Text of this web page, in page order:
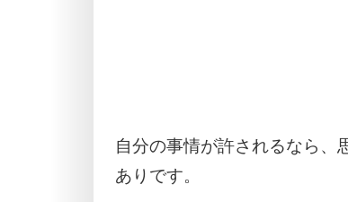
自分の事情が許されるなら、
ありです。